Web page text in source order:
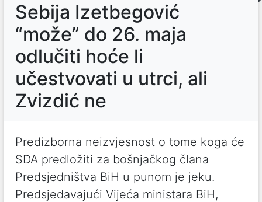
Sebija Izetbegović
“može” do 26. maja
odlučiti hoće li
učestvovati u utrci, ali
Zvizdić ne
Predizborna neizvjesnost o tome koga će
SDA predložiti za bošnjačkog člana
Predsjedništva BiH u punom je jeku.
Predsjedavajući Vijeća ministara BiH,